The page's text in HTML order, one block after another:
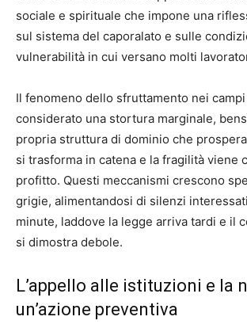
sociale e spirituale che impone una
sul sistema del caporalato e sulle
vulnerabilità in cui versano molti
Il fenomeno dello sfruttamento nei
considerato una stortura marginale,
propria struttura di dominio che
si trasforma in catena e la fragilità viene
profitto. Questi meccanismi crescono
grigie, alimentandosi di silenzi
minute, laddove la legge arriva tardi e il
si dimostra debole.
L’appello alle istituzioni e la
un’azione preventiva